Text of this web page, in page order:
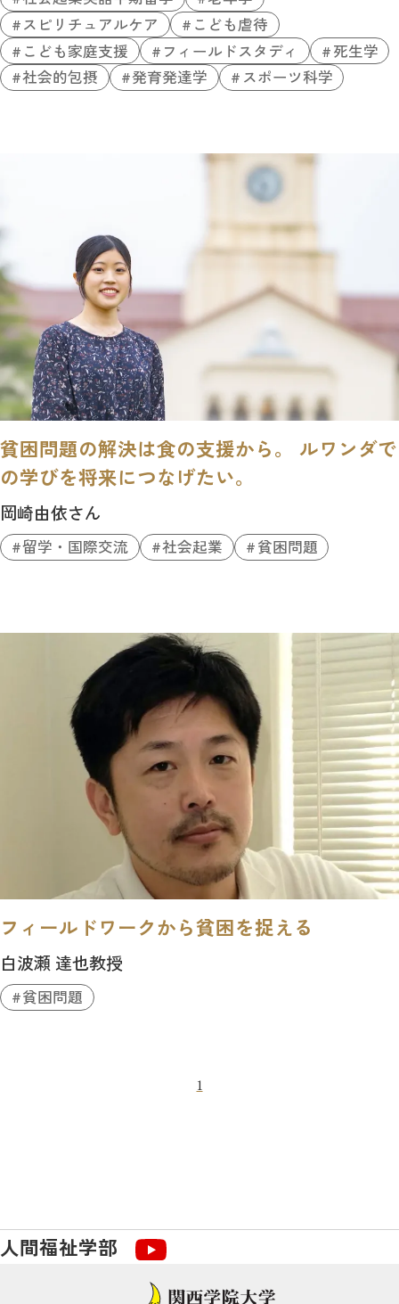
スピリチュアルケア
こども虐待
こども家庭支援
フィールドスタディ
死生学
社会的包摂
発育発達学 スポーツ科学
貧困問題の解決は食の支援から。 ルワンダで
の学びを将来につなげたい。
岡崎由依さん
留学・国際交流 社会起業 貧困問題
フィールドワークから貧困を捉える
白波瀬 達也教授
貧困問題
1
人間福祉学部